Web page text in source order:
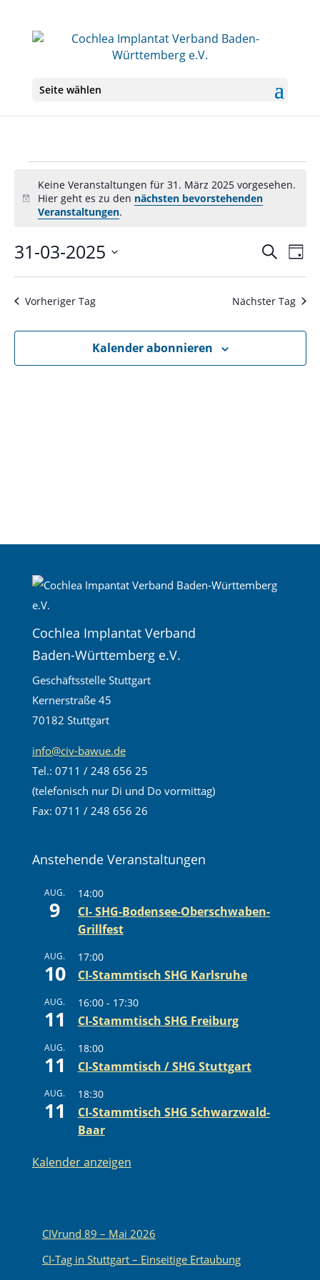
Seite wählen
für
31.
2025
Hinweis
Keine Veranstaltungen für 31. März 2025 vorgesehen.
Hier geht es zu den nächsten bevorstehenden
Veranstaltungen.
SucheTag
31-03-2025
Datum
wählen.
Vorheriger Tag Nächster Tag
Kalender abonnieren
Cochlea Implantat Verband
Baden-Württemberg e.V.
Geschäftsstelle Stuttgart
Kernerstraße 45
70182 Stuttgart
info@civ-bawue.de
Tel.: 0711 / 248 656 25
(telefonisch nur Di und Do vormittag)
Fax: 0711 / 248 656 26
Anstehende Veranstaltungen
AUG.
9
14:00
CI- SHG-Bodensee-Oberschwaben-
Grillfest
AUG.
10
17:00
CI-Stammtisch SHG Karlsruhe
AUG.
11
16:00- 17:30
CI-Stammtisch SHG Freiburg
AUG.
11
18:00
CI-Stammtisch / SHG Stuttgart
AUG.
11
18:30
CI-Stammtisch SHG Schwarzwald-
Baar
Kalender anzeigen
CIVrund 89 – Mai 2026
CI-Tag in Stuttgart – Einseitige Ertaubung